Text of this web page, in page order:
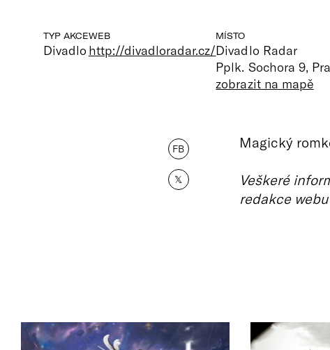
TYP AKCE
Divadlo
WEB
http://divadloradar.cz/
MÍSTO
Divadlo Radar
Pplk. Sochora 9,
zobrazit na mapě
FB
𝕏
Magický
Veškeré
redakce